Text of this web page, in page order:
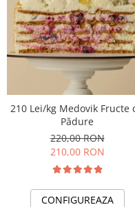
210 Lei/kg Medovik Fructe
Pădure
220,00 RON
210,00 RON
CONFIGUREAZA